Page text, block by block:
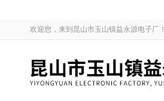
欢迎您，来到昆山市玉山镇益永源电子厂！